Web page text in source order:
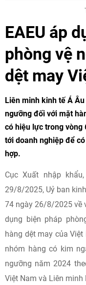
EAEU áp
phòng vệ
dệt may
Liên minh kinh tế Á
ngưỡng đối với mặt
có hiệu lực trong vòng
tới doanh nghiệp để
hợp.
Cục Xuất nhập
29/8/2025, Uỷ ban
74 ngày 26/8/2025 về
dụng biện pháp
hàng dệt may của
nhóm hàng có kim
ngưỡng năm 2024
Việt Nam và Liên minh